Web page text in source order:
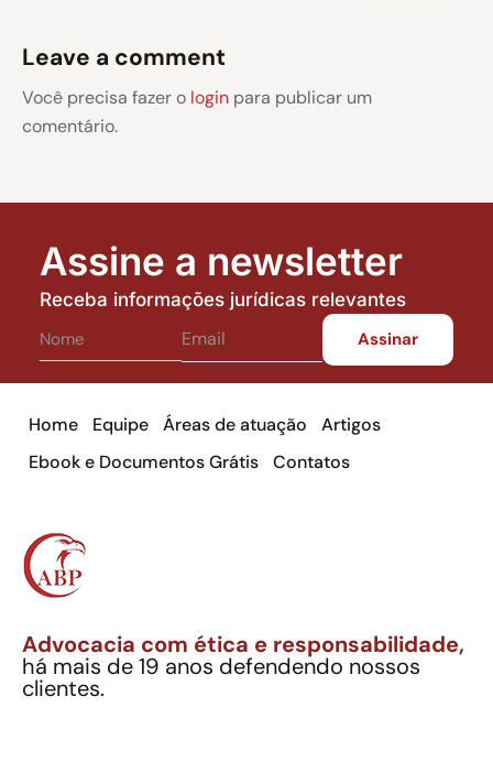
Leave a comment
Você precisa fazer o login para publicar um
comentário.
Assine a newsletter
Receba informações jurídicas relevantes
Home Equipe Áreas de atuação
Artigos
Ebook e Documentos Grátis
Contatos
Advocacia com ética e responsabilidade,
há mais de 19 anos defendendo nossos
clientes.